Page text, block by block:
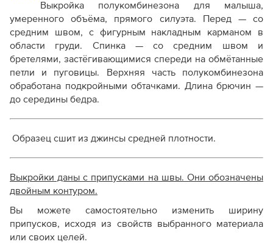
Как распечатывать выкройки
Как скорректировать готовую выкройку по росту
Выкройка полукомбинезона для малыша,
умеренного объёма, прямого силуэта. Перед — со
средним швом, с фигурным накладным карманом в
области груди. Спинка — со средним швом и
бретелями, застёгивающимися спереди на обмётанные
петли и пуговицы. Верхняя часть полукомбинезона
обработана подкройными обтачками. Длина брючин —
до середины бедра.
Образец сшит из джинсы средней плотности.
Выкройки даны с припусками на швы. Они обозначены
двойным контуром.
Вы можете самостоятельно изменить ширину
припусков, исходя из свойств выбранного материала
или своих целей.